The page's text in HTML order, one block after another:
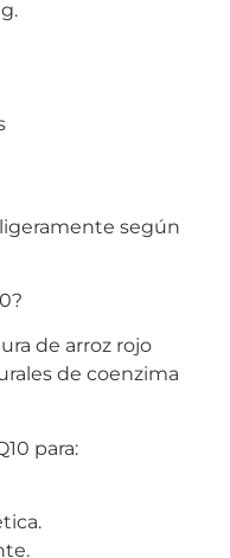
según
de arroz rojo
de coenzima
para: